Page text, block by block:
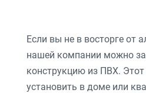
Если вы не в восторге от
нашей компании можно
конструкцию из ПВХ. Этот
установить в доме или